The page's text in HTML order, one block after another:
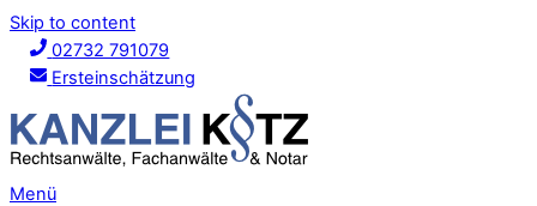
Skip to content
02732 791079
Ersteinschätzung
Menü